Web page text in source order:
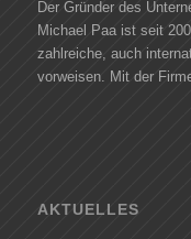
Der Gründer des
Michael Paa ist seit
zahlreiche, auch
vorweisen. Mit der
AKTUELLES